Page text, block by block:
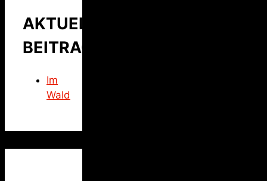
AKTUELLER
BEITRAG
Im
Wald